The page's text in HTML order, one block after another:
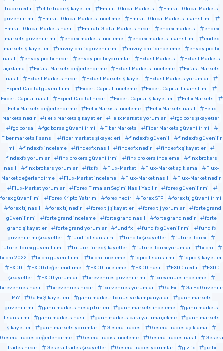
trade nedir
elite trade şikayetler Emirati Global Markets
Emirati Global Markets
güvenilir mi
Emirati Global Markets inceleme
Emirati Global Markets lisanslı mı
Emirati Global Markets nasıl
Emirati Global Markets nedir endex markets
endex
markets güvenilir mi
endex markets inceleme endex markets lisanslı mı
endex
markets şikayetler
envoy pro fx güvenilir mi envoy pro fx inceleme
envoy pro fx
nasıl
envoy pro fx nedir envoy pro fx yorumlar Exfast Markets
Exfast Markets
açıklama
Exfast Markets değerlendirme Exfast Markets inceleme
Exfast Markets
nasıl
Exfast Markets nedir Exfast Markets şikayet
Exfast Markets yorumlar
Expert Capital güvenilir mi
Expert Capital inceleme
Expert Capital Lisanslı mı
Expert Capital nasıl
Expert Capital nedir Expert Capital şikayetler
Felix Markets
Felix Markets değerlendirme
Felix Markets inceleme Felix Markets nasıl
Felix
Markets nedir
Felix Markets şikayetler Felix Markets yorumlar
fgc bors şikayetler
fgc borsa
fgc borsa güvenilir mi Fiber Markets
Fiber Markets güvenilir mi
Fiber markets lisansı
fiber markets şikayetleri findexfx güvenil
findexfx güvenilir
mi
findexfx inceleme findexfx nasıl findexfx nedir
findexfx şikayetler
findexfx yorumlar
finx brokers güvenilir mi finx brokers inceleme
finx brokers
nasıl
finx brokers yorumlar fiz fx Flux-Market Flux-Market açıklama
Flux-
Market değerlendirme
Flux-Market inceleme Flux-Market nasıl
Flux-Market nedir
Flux-Market yorumlar
Forex Firmaları Seçimi Nasıl Yapılır
forex güvenilir mi
forex güvenli mi
Forex Kripto Yatırım forex nedir Forex STP
forex tıj güvenilir mi
forex tıj nasıl
forex tıj nedir forex tıj şikayetler forex tıj yorumlar
forte grand
güvenilir mi
forte grand inceleme forte grand nasıl forte grand nedir
forte
grand şikayetler
forte grand yorumlar fund fx fund fx güvenilir mi
fund fx
güvenilir mi şikayetler
fund fx lisanslı mı fund fx şikayetler
future-forex
future-forex güvenilir mi
future-forex şikayetler future-forex yorumlar
fx pro
fx pro 2022
fx pro güvenilir mi fx pro inceleme fx pro lisanslı mı
fx pro şikayetler
FXDD
FXDD değerlendirme FXDD inceleme FXDD nasıl FXDD nedir
FXDD
şikayetler
FXDD yorumlar fxrevenues güvenilir mi
fxrevenues inceleme
fxrevenues nasıl
fxrevenues nedir fxrevenues yorumlar Ga Fx
Ga Fx Güvenilir
Mi?
Ga Fx Şikayetleri gann markets bonus ve kampanyalar
gann markets
güvenilirmi
gann markets hesap türleri gann markets inceleme
gann markets
lisanslı mı
gann markets nasıl gann markets para yatırma çekme
gann markets
şikayetler
gann markets yorumlar Gesera Trades
Gesera Trades açıklama
Gesera Trades değerlendirme
Gesera Trades inceleme Gesera Trades nasıl
Gesera
Trades nedir
Gesera Trades şikayetler Gesera Trades yorumlar giz fx
giz fx